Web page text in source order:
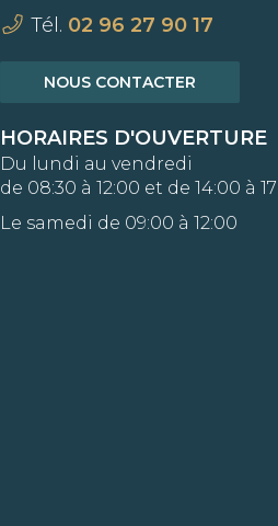
Tél. 02 96 27 90 17
NOUS CONTACTER
HORAIRES D'OUVERTURE
Du lundi au vendredi
de 08:30 à 12:00 et de 14:00 à
Le samedi de 09:00 à 12:00